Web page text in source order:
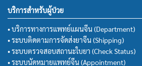
บริการสำหรับผู้ป่วย
• บริการทางการแพทย์แผนจีน (Department)
• ระบบติดตามการจัดส่งยาจีน (Shipping)
• ระบบตรวจสอบสถานะใบยา (Check Status)
• ระบบนัดหมายแพทย์จีน (Appointment)